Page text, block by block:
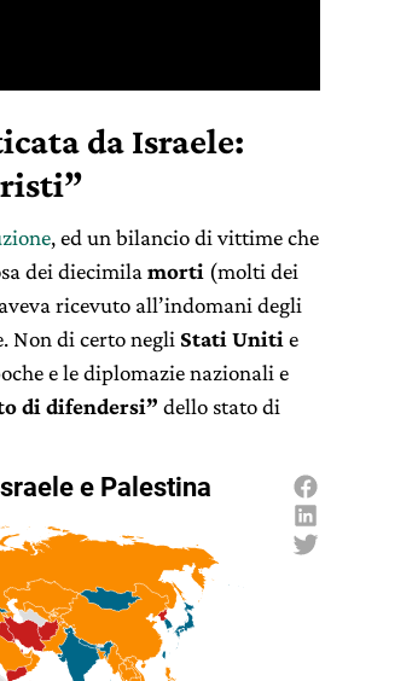
da Israele:
, ed un bilancio di vittime che
dei diecimila morti (molti dei
ricevuto all’indomani degli
Non di certo negli Stati Uniti e
e le diplomazie nazionali e
di difendersi” dello stato di